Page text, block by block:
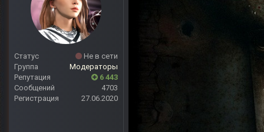
Статус
Не в сети
Группа
Модераторы
Репутация
6 443
Сообщений
4703
Регистрация
27.06.2020